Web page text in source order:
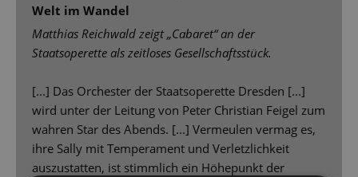
Welt im Wandel
Matthias Reichwald zeigt „Cabaret“ an der
Staatsoperette als zeitloses Gesellschaftsstück.
[...] Das Orchester der Staatsoperette Dresden [...]
wird unter der Leitung von Peter Christian Feigel zum
wahren Star des Abends. [...] Vermeulen vermag es,
ihre Sally mit Temperament und Verletzlichkeit
auszustatten, ist stimmlich ein Höhepunkt der